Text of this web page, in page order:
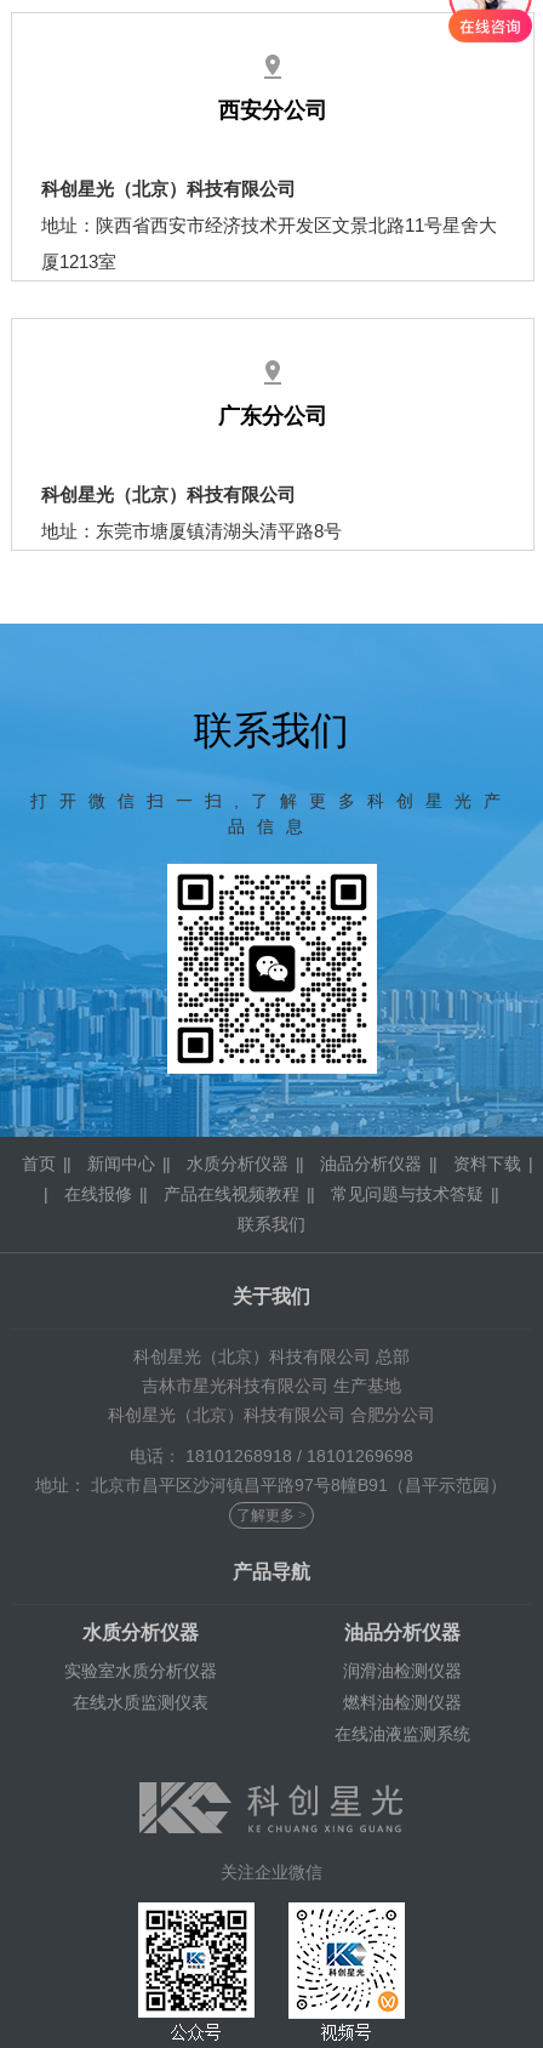
西安分公司
科创星光（北京）科技有限公司
地址：陕西省西安市经济技术开发区文景北路11号星舍大
厦1213室
广东分公司
科创星光（北京）科技有限公司
地址：东莞市塘厦镇清湖头清平路8号
联系我们
打开微信扫一扫,了解更多科创星光产
品信息
首页 | 新闻中心 | 水质分析仪器 | 油品分析仪器 |
资料下载
|
在线报修 | 产品在线视频教程 | 常见问题与技术答疑
|
联系我们
关于我们
科创星光（北京）科技有限公司 总部
吉林市星光科技有限公司 生产基地
科创星光（北京）科技有限公司 合肥分公司
电话： 18101268918 / 18101269698
地址： 北京市昌平区沙河镇昌平路97号8幢B91（昌平示范园）
了解更多 >
产品导航
水质分析仪器
实验室水质分析仪器
在线水质监测仪表
油品分析仪器
润滑油检测仪器
燃料油检测仪器
在线油液监测系统
关注企业微信